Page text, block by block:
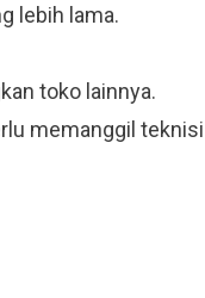
lebih lama.
toko lainnya.
memanggil teknisi